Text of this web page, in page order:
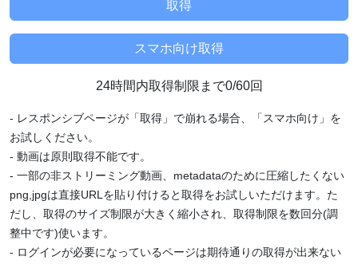
24時間内取得制限まで0/60回
- レスポンシブページが「取得」で崩れる場合、「スマホ向け」を
お試しください。
- 動画は原則取得不能です。
- 一部の非ストリーミング動画、metadataのために圧縮したくない
png,jpgは直接URLを貼り付けると取得をお試しいただけます。た
だし、取得のサイズ制限が大きく縮小され、取得制限を数回分(調
整中です)使います。
- ログインが必要になっているページは期待通りの取得が出来ない